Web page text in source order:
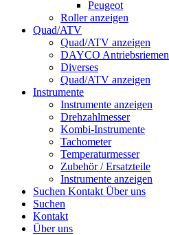
Peugeot
Roller anzeigen
Quad/ATV
Quad/ATV anzeigen
DAYCO Antriebsriemen
Diverses
Quad/ATV anzeigen
Instrumente
Instrumente anzeigen
Drehzahlmesser
Kombi-Instrumente
Tachometer
Temperaturmesser
Zubehör / Ersatzteile
Instrumente anzeigen
Suchen Kontakt Über uns
Suchen
Kontakt
Über uns